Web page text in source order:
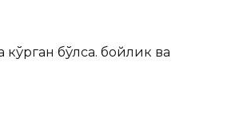
кўрган бўлса. бойлик ва